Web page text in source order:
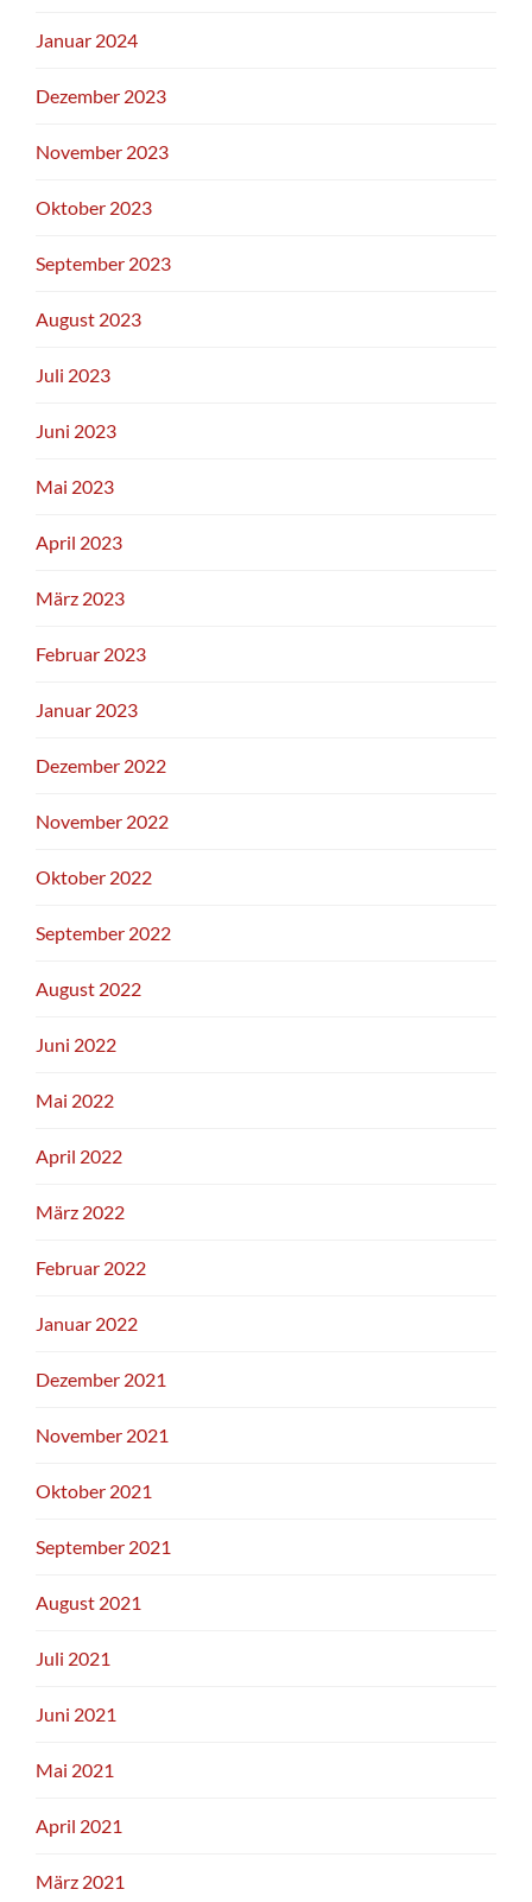
Januar 2024
Dezember 2023
November 2023
Oktober 2023
September 2023
August 2023
Juli 2023
Juni 2023
Mai 2023
April 2023
März 2023
Februar 2023
Januar 2023
Dezember 2022
November 2022
Oktober 2022
September 2022
August 2022
Juni 2022
Mai 2022
April 2022
März 2022
Februar 2022
Januar 2022
Dezember 2021
November 2021
Oktober 2021
September 2021
August 2021
Juli 2021
Juni 2021
Mai 2021
April 2021
März 2021